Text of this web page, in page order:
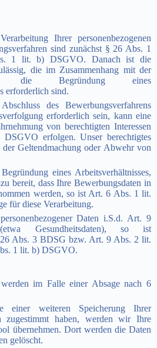
Ihrer personenbezogenen
sind zunächst § 26 Abs. 1
1 lit. b) DSGVO. Danach ist die
die im Zusammenhang mit der
die Begründung eines
erforderlich sind.
des Bewerbungsverfahrens
erforderlich sein, kann eine
von berechtigten Interessen
erfolgen. Unser berechtigtes
der Geltendmachung oder Abwehr von
eines Arbeitsverhältnisses,
bereit, dass Ihre Bewerbungsdaten in
werden, so ist Art. 6 Abs. 1 lit.
für diese Verarbeitung.
Daten i.S.d. Art. 9
Gesundheitsdaten), so ist
Abs. 3 BDSG bzw. Art. 9 Abs. 2 lit.
1 lit. b) DSGVO.
im Falle einer Absage nach 6
weiteren Speicherung Ihrer
zugestimmt haben, werden wir Ihre
übernehmen. Dort werden die Daten
gelöscht.